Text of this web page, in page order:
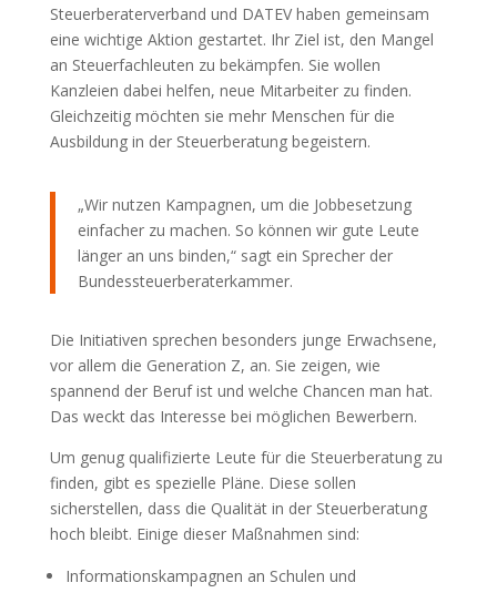
Steuerberaterverband und DATEV haben gemeinsam
eine wichtige Aktion gestartet. Ihr Ziel ist, den Mangel
an Steuerfachleuten zu bekämpfen. Sie wollen
Kanzleien dabei helfen, neue Mitarbeiter zu finden.
Gleichzeitig möchten sie mehr Menschen für die
Ausbildung in der Steuerberatung begeistern.
„Wir nutzen Kampagnen, um die Jobbesetzung
einfacher zu machen. So können wir gute Leute
länger an uns binden,“ sagt ein Sprecher der
Bundessteuerberaterkammer.
Die Initiativen sprechen besonders junge Erwachsene,
vor allem die Generation Z, an. Sie zeigen, wie
spannend der Beruf ist und welche Chancen man hat.
Das weckt das Interesse bei möglichen Bewerbern.
Um genug qualifizierte Leute für die Steuerberatung zu
finden, gibt es spezielle Pläne. Diese sollen
sicherstellen, dass die Qualität in der Steuerberatung
hoch bleibt. Einige dieser Maßnahmen sind:
Informationskampagnen an Schulen und